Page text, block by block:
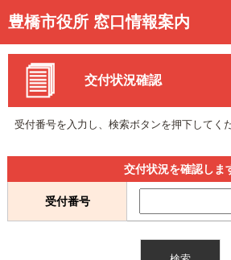
豊橋市役所 窓口情報案内
トップページ
事前予約
予約状況確認
待ち状況確認
交付状況確認
交付状況確認
受付番号を入力し、検索ボタンを押下してく
交付状況を確認しま
受付番号